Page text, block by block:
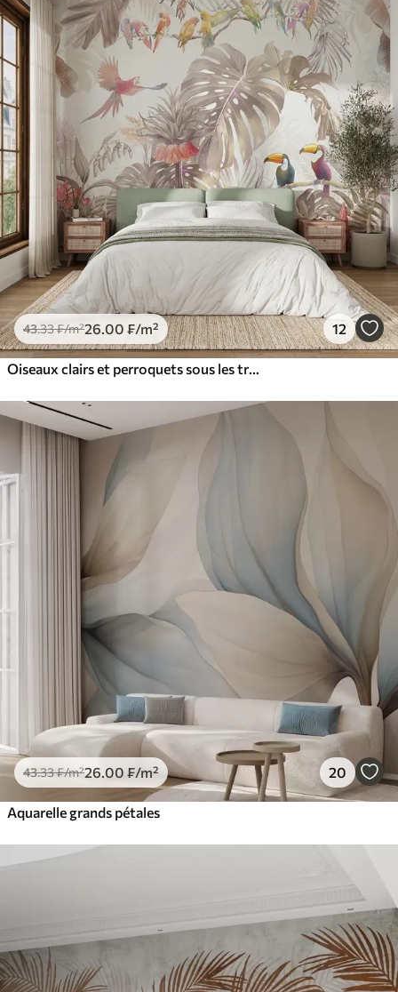
43.33₣/m²26 .00 ₣/m² 12
43.33₣/m²26 .00 ₣/m² 20
Aquarelle grands pétales